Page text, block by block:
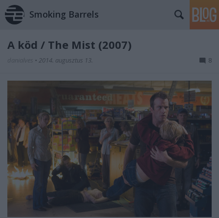
Smoking Barrels
A köd / The Mist (2007)
• 2014. augusztus 13. 8